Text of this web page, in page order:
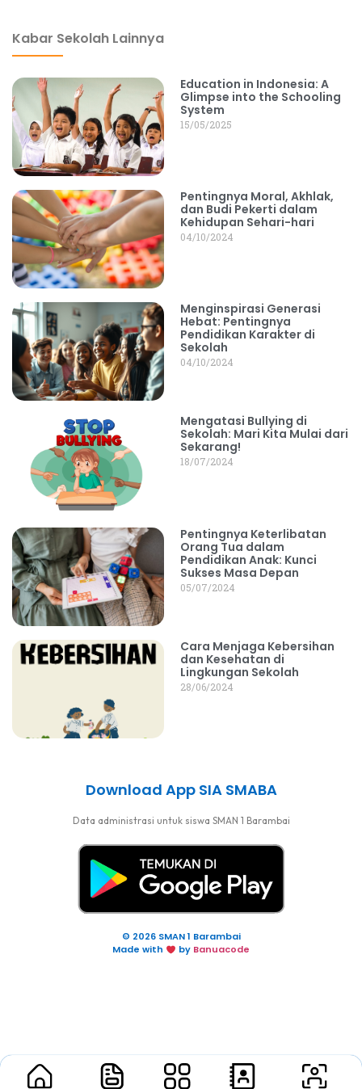
Kabar Sekolah Lainnya
Education in Indonesia: A
Glimpse into the Schooling
System
15/05/2025
Pentingnya Moral, Akhlak,
dan Budi Pekerti dalam
Kehidupan Sehari-hari
04/10/2024
Menginspirasi Generasi
Hebat: Pentingnya
Pendidikan Karakter di
Sekolah
04/10/2024
Mengatasi Bullying di
Sekolah: Mari Kita Mulai dari
Sekarang!
18/07/2024
Pentingnya Keterlibatan
Orang Tua dalam
Pendidikan Anak: Kunci
Sukses Masa Depan
05/07/2024
Cara Menjaga Kebersihan
dan Kesehatan di
Lingkungan Sekolah
28/06/2024
Download App SIA SMABA
Data administrasi untuk siswa SMAN 1 Barambai
© 2026 SMAN 1 Barambai
Made with
by Banuacode